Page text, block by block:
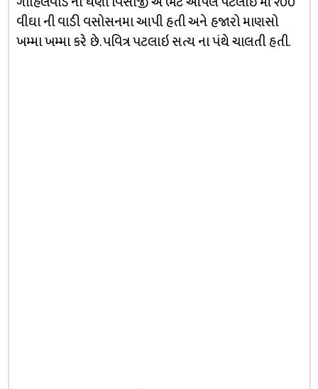
વીઘા ની વાડી વસોસનમા આપી હતી અને હજારો માણસો
ખમ્મા ખમ્મા કરે છે. પવિત્ર પટલાઇ સત્ય ના પંથે ચાલતી હતી.